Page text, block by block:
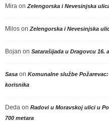
Mira onZelengorska i Nevesinjska
Milos onZelengorska i Nevesinjska
Bojan on Satarašijada u Dragovcu 16.
Sasa on Komunalne službe
korisnika
Deda on Radovi u Moravskoj ulici u
700 metara